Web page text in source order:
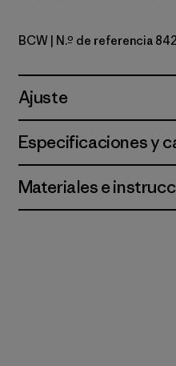
Birch White
BCW | N.º de referencia
Ajuste
Especificaciones y
Materiales e